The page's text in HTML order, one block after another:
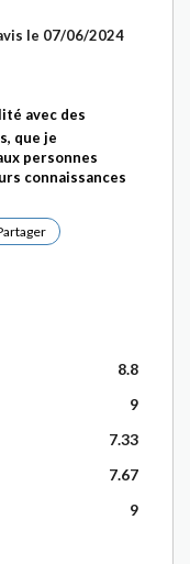
le 07/06/2024
avec des
que je
personnes
connaissances
8.8
9
7.33
7.67
9